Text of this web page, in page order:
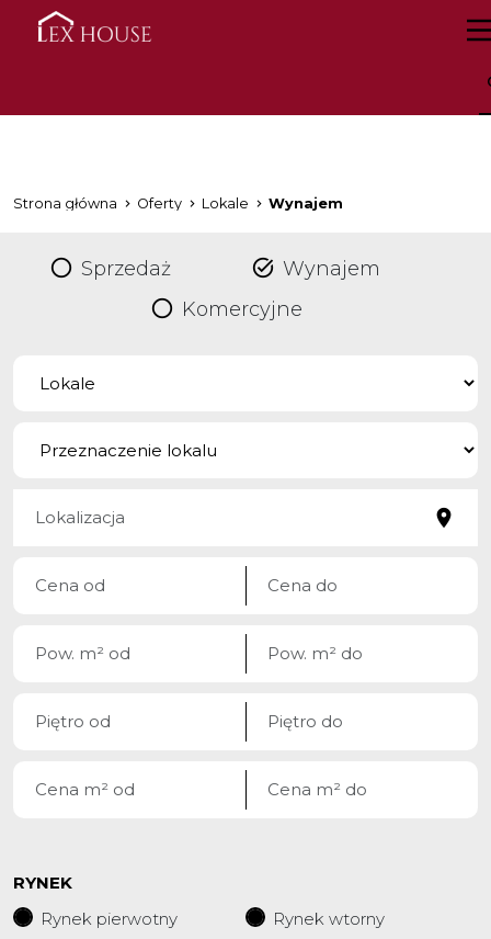
Strona główna Oferty Lokale Wynajem
Sprzedaż
Wynajem
Komercyjne
RYNEK
Rynek pierwotny
Rynek wtorny